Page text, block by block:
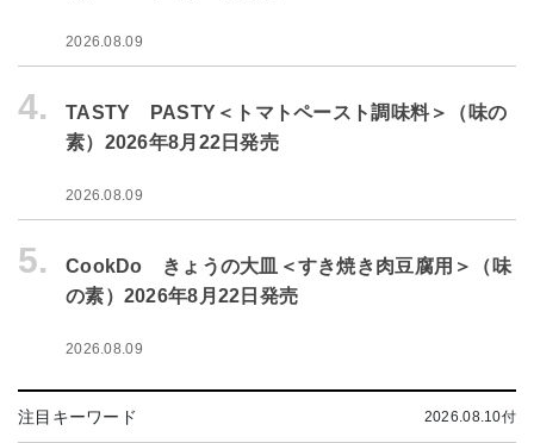
2026.08.09
4.
TASTY PASTY＜トマトペースト調味料＞（味の
素）2026年8月22日発売
2026.08.09
5.
CookDo きょうの大皿＜すき焼き肉豆腐用＞（味
の素）2026年8月22日発売
2026.08.09
注目キーワード 2026.08.10付